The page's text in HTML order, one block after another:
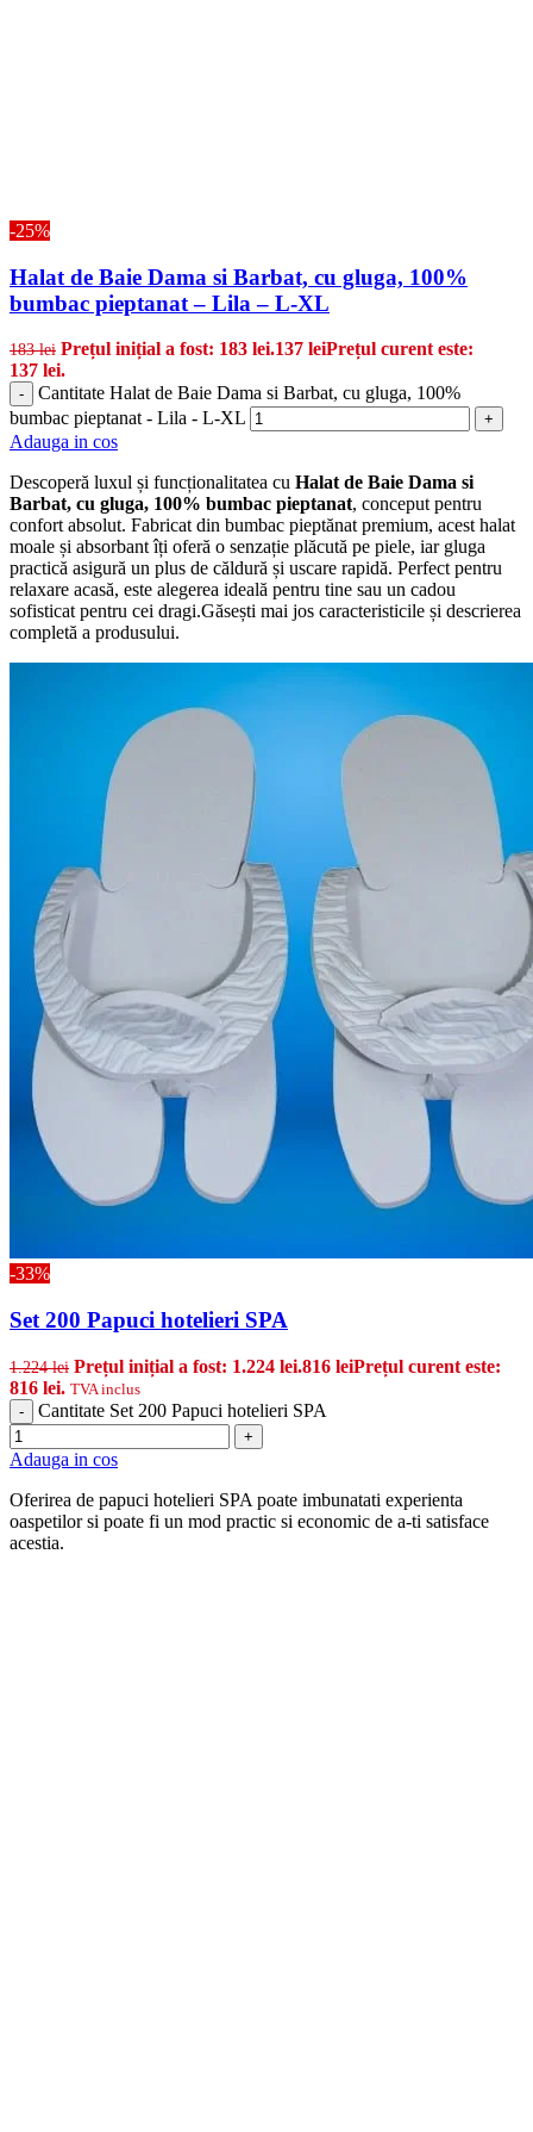
-25%
Halat de Baie Dama si Barbat, cu gluga, 100%
bumbac pieptanat – Lila – L-XL
183lei Prețul inițial a fost: 183 lei.137 leiPrețul curent este:
137 lei.
-
Cantitate Halat de Baie Dama si Barbat, cu gluga, 100%
bumbac pieptanat - Lila - L-XL
+
Adauga in cos
Descoperă luxul și funcționalitatea cu Halat de Baie Dama si
Barbat, cu gluga, 100% bumbac pieptanat, conceput pentru
confort absolut. Fabricat din bumbac pieptănat premium, acest halat
moale și absorbant îți oferă o senzație plăcută pe piele, iar gluga
practică asigură un plus de căldură și uscare rapidă. Perfect pentru
relaxare acasă, este alegerea ideală pentru tine sau un cadou
sofisticat pentru cei dragi.Găsești mai jos caracteristicile și descrierea
completă a produsului.
-33%
Set 200 Papuci hotelieri SPA
1.224lei Prețul inițial a fost: 1.224 lei.816 leiPrețul curent este:
816 lei. TVA inclus
-
Cantitate Set 200 Papuci hotelieri SPA
+
Adauga in cos
Oferirea de papuci hotelieri SPA poate imbunatati experienta
oaspetilor si poate fi un mod practic si economic de a-ti satisface
acestia.